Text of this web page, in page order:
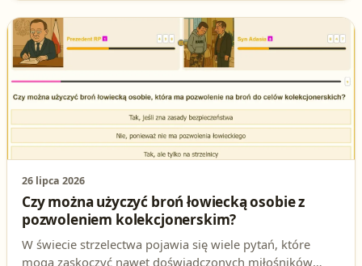
pokażemy, dlaczego odpowiedź **C** jest jedyną
poprawną. Nie daj się zaskoczyć na egzaminie!
26 lipca 2026
Czy można użyczyć broń łowiecką osobie z
pozwoleniem kolekcjonerskim?
W świecie strzelectwa pojawia się wiele pytań, które
mogą zaskoczyć nawet doświadczonych miłośników